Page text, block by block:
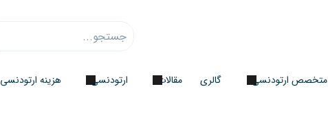
متخصص ارتودنسی گالری مقالات ارتودنسی هزینه ارتودنسی